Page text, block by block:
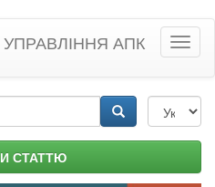
АПК
СТАТТЮ